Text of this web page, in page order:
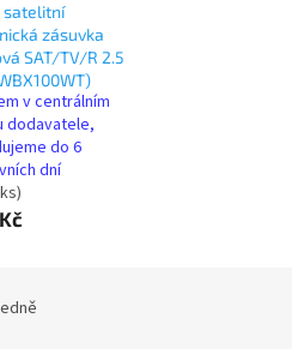
satelitní
zásuvka
SAT/TV/R 2.5
v centrálním
dodavatele,
do 6
dní